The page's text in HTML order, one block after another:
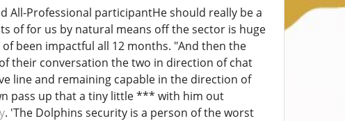
All-Professional participantHe should really be a
of for us by natural means off the sector is huge
been impactful all 12 months. "And then the
their conversation the two in direction of chat
line and remaining capable in the direction of
pass up that a tiny little *** with him out
. 'The Dolphins security is a person of the worst